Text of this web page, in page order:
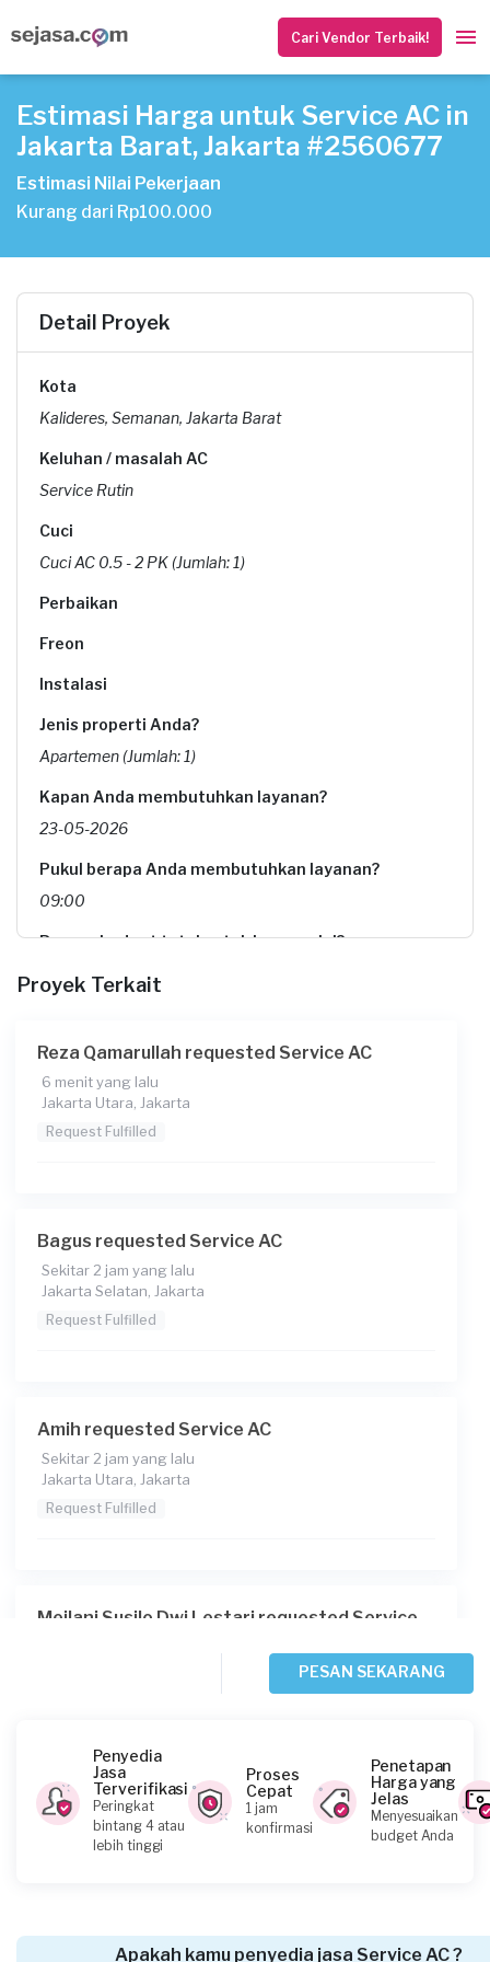
Cari Vendor Terbaik!
Estimasi Harga untuk Service AC in
Jakarta Barat, Jakarta #2560677
Estimasi Nilai Pekerjaan
Kurang dari Rp100.000
Detail Proyek
Kota
Kalideres, Semanan, Jakarta Barat
Keluhan / masalah AC
Service Rutin
Cuci
Cuci AC 0.5 - 2 PK (Jumlah: 1)
Perbaikan
Freon
Instalasi
Jenis properti Anda?
Apartemen (Jumlah: 1)
Kapan Anda membutuhkan layanan?
23-05-2026
Pukul berapa Anda membutuhkan layanan?
09:00
Berapa budget total untuk layanan ini?
Rp105.000 + Rp11.000 (biaya layanan) + Rp16.500 (biaya
Sejasa Premium) + Rp2.168 (biaya Transaksi)
Proyek Terkait
Reza Qamarullah requested Service AC
6 menit yang lalu
Jakarta Utara, Jakarta
Request Fulfilled
Bagus requested Service AC
Sekitar 2 jam yang lalu
Jakarta Selatan, Jakarta
Request Fulfilled
Amih requested Service AC
Sekitar 2 jam yang lalu
Jakarta Utara, Jakarta
Request Fulfilled
Meilani Susilo Dwi Lestari requested Service
Devi requested Service AC
Sekitar 2 jam yang lalu
PESAN SEKARANG
Penyedia
Jasa
Terverifikasi
Peringkat
bintang 4 atau
lebih tinggi
Proses
Cepat
1 jam
konfirmasi
Penetapan
Harga yang
Jelas
Menyesuaikan
budget Anda
Apakah kamu penyedia jasa Service AC ?